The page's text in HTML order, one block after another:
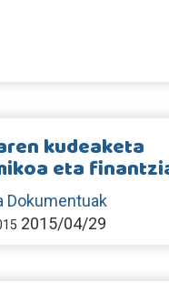
kudeaketa
eta
Dokumentuak
2015/04/29